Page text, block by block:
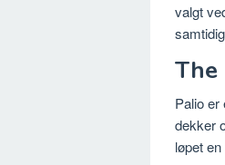
valgt
The
Palio
dekker
løpet